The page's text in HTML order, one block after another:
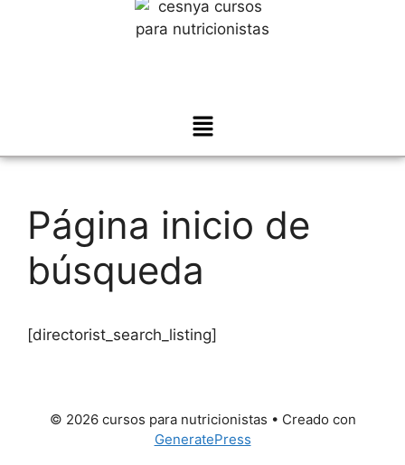
Página inicio de
búsqueda
[directorist_search_listing]
© 2026 cursos para nutricionistas • Creado con
GeneratePress